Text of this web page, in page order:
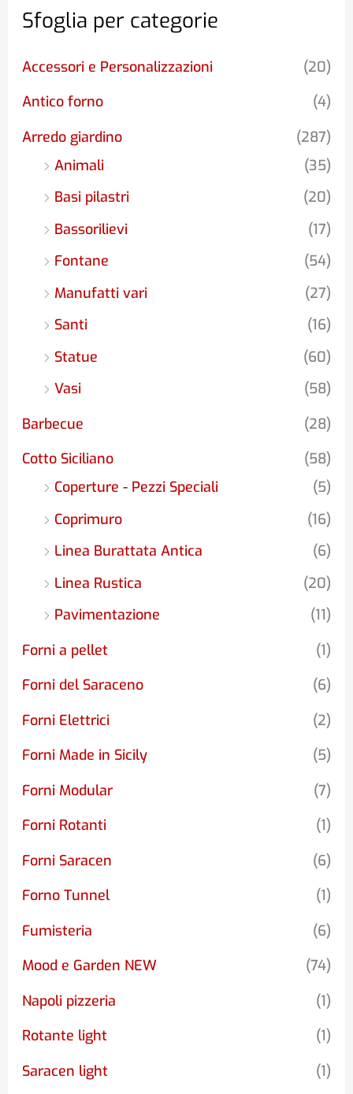
Sfoglia per categorie
Accessori e Personalizzazioni
(20)
Antico forno
(4)
Arredo giardino
(287)
Animali
(35)
Basi pilastri
(20)
Bassorilievi
(17)
Fontane
(54)
Manufatti vari
(27)
Santi
(16)
Statue
(60)
Vasi
(58)
Barbecue
(28)
Cotto Siciliano
(58)
Coperture - Pezzi Speciali
(5)
Coprimuro
(16)
Linea Burattata Antica
(6)
Linea Rustica
(20)
Pavimentazione
(11)
Forni a pellet
(1)
Forni del Saraceno
(6)
Forni Elettrici
(2)
Forni Made in Sicily
(5)
Forni Modular
(7)
Forni Rotanti
(1)
Forni Saracen
(6)
Forno Tunnel
(1)
Fumisteria
(6)
Mood e Garden NEW
(74)
Napoli pizzeria
(1)
Rotante light
(1)
Saracen light
(1)